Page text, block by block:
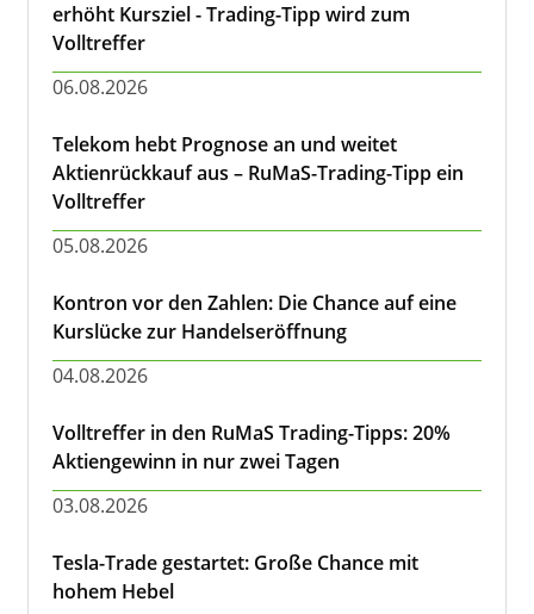
erhöht Kursziel - Trading-Tipp wird zum
Volltreffer
06.08.2026
Telekom hebt Prognose an und weitet
Aktienrückkauf aus – RuMaS-Trading-Tipp ein
Volltreffer
05.08.2026
Kontron vor den Zahlen: Die Chance auf eine
Kurslücke zur Handelseröffnung
04.08.2026
Volltreffer in den RuMaS Trading-Tipps: 20%
Aktiengewinn in nur zwei Tagen
03.08.2026
Tesla-Trade gestartet: Große Chance mit
hohem Hebel